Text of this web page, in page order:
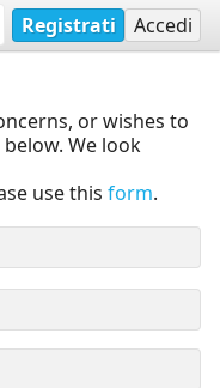
Registrati Accedi
or wishes to
We look
use this form.